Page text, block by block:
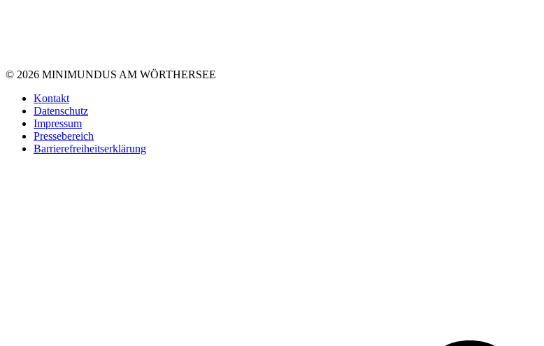
© 2026 MINIMUNDUS AM WÖRTHERSEE
Kontakt
Datenschutz
Impressum
Pressebereich
Barrierefreiheitserklärung